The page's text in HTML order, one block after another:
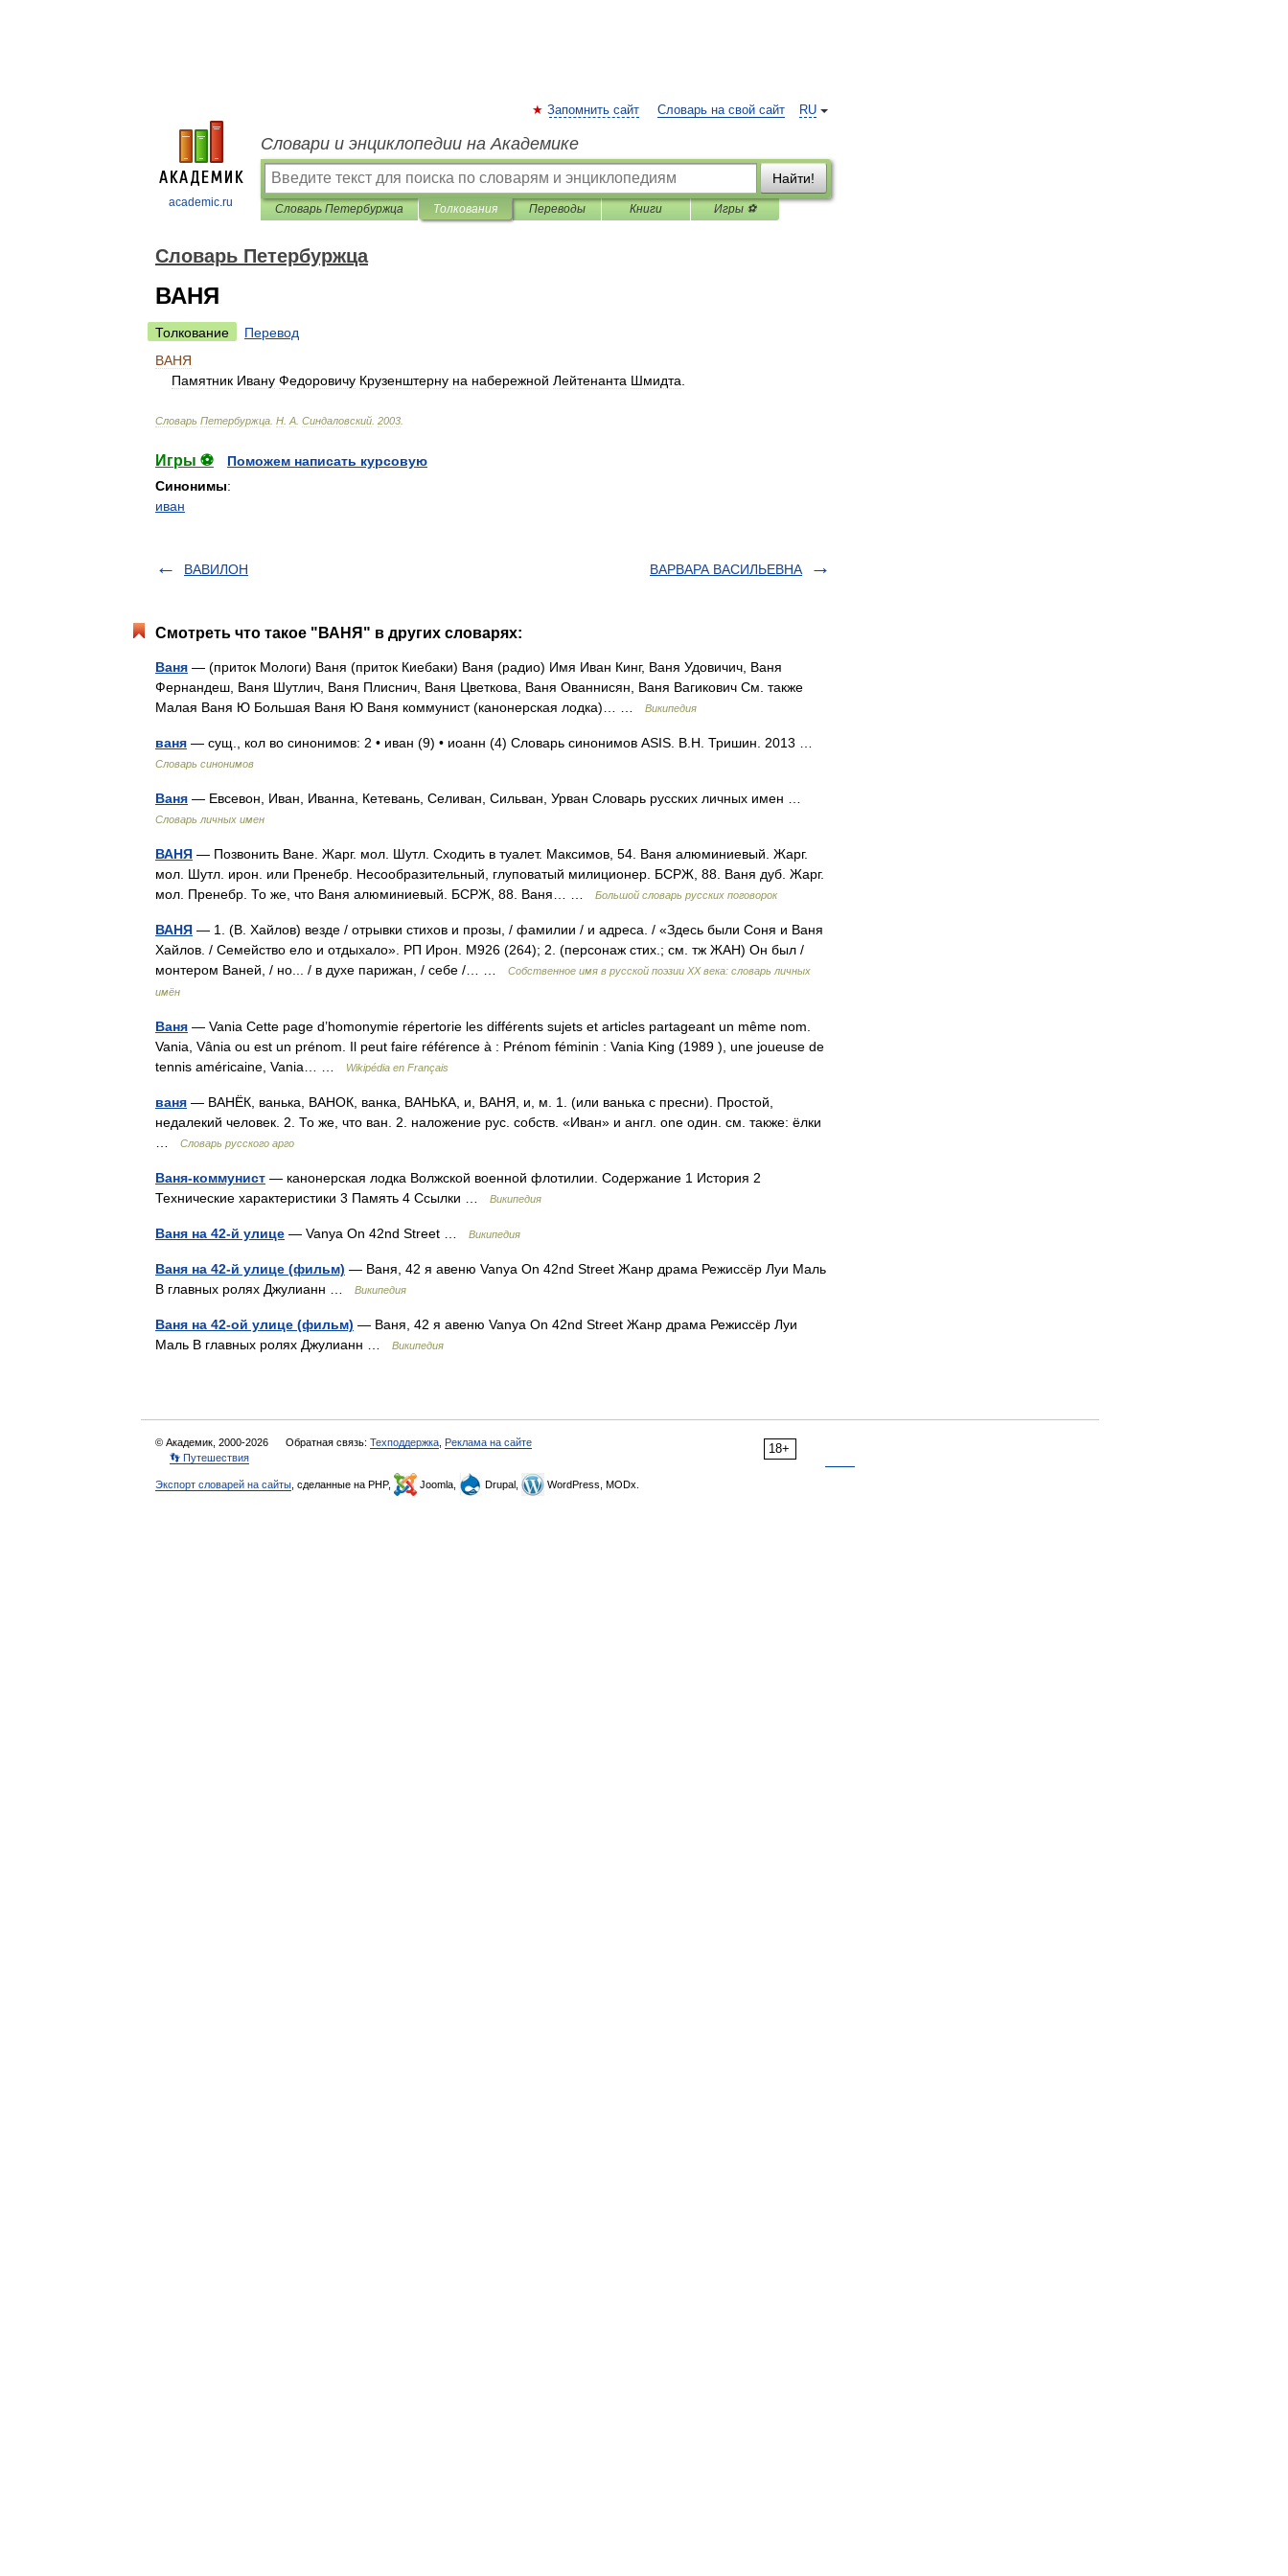
academic.ru
RU
Запомнить сайт Словарь на свой сайт
Словари и энциклопедии на Академике
Найти!
Словарь Петербуржца Толкования Переводы Книги Игры ⚽
Словарь Петербуржца
ВАНЯ
Толкование
Перевод
ВАНЯ
Памятник Ивану Федоровичу Крузенштерну на набережной Лейтенанта Шмидта
Словарь Петербуржца Н А Синдаловский 2003
Игры ⚽
Поможем написать курсовую
Синонимы:
иван
ВАВИЛОН ВАРВАРА ВАСИЛЬЕВНА
Смотреть что такое "ВАНЯ" в других словарях:
Ваня — (приток Мологи) Ваня (приток Киебаки) Ваня (радио) Имя Иван Кинг, Ваня Удовичич, Ваня
Фернандеш, Ваня Шутлич, Ваня Плиснич, Ваня Цветкова, Ваня Ованнисян, Ваня Вагикович См. также
Малая Ваня Ю Большая Ваня Ю Ваня коммунист (канонерская лодка)… …
Википедия
ваня — сущ., кол во синонимов: 2 • иван (9) • иоанн (4) Словарь синонимов ASIS. В.Н. Тришин. 2013 …
Словарь синонимов
Ваня — Евсевон, Иван, Иванна, Кетевань, Селиван, Сильван, Урван Словарь русских личных имен …
Словарь личных имен
ВАНЯ — Позвонить Ване. Жарг. мол. Шутл. Сходить в туалет. Максимов, 54. Ваня алюминиевый. Жарг.
мол. Шутл. ирон. или Пренебр. Несообразительный, глуповатый милиционер. БСРЖ, 88. Ваня дуб. Жарг.
мол. Пренебр. То же, что Ваня алюминиевый. БСРЖ, 88. Ваня… …
Большой словарь русских поговорок
ВАНЯ — 1. (В. Хайлов) везде / отрывки стихов и прозы, / фамилии / и адреса. / «Здесь были Соня и Ваня
Хайлов. / Семейство ело и отдыхало». РП Ирон. М926 (264); 2. (персонаж стих.; см. тж ЖАН) Он был /
монтером Ваней, / но... / в духе парижан, / себе /… …
Собственное имя в русской поэзии XX века: словарь личных
имён
Ваня — Vania Cette page d’homonymie répertorie les différents sujets et articles partageant un même nom.
Vania, Vânia ou est un prénom. Il peut faire référence à : Prénom féminin : Vania King (1989 ), une joueuse de
tennis américaine, Vania… …
Wikipédia en Français
ваня — ВАНЁК, ванька, ВАНОК, ванка, ВАНЬКА, и, ВАНЯ, и, м. 1. (или ванька с пресни). Простой,
недалекий человек. 2. То же, что ван. 2. наложение рус. собств. «Иван» и англ. one один. см. также: ёлки
Словарь русского арго
Ваня-коммунист — канонерская лодка Волжской военной флотилии. Содержание 1 История 2
Технические характеристики 3 Память 4 Ссылки …
Википедия
Ваня на 42-й улице — Vanya On 42nd Street … Википедия
Ваня на 42-й улице (фильм) — Ваня, 42 я авеню Vanya On 42nd Street Жанр драма Режиссёр Луи Маль
В главных ролях Джулианн …
Википедия
Ваня на 42-ой улице (фильм) — Ваня, 42 я авеню Vanya On 42nd Street Жанр драма Режиссёр Луи
Маль В главных ролях Джулианн …
Википедия
18+
© Академик, 2000-2026 Обратная связь: Техподдержка Реклама на сайте
👣 Путешествия
Экспорт словарей на сайты , сделанные на PHP, Joomla, Drupal, WordPress, MODx.